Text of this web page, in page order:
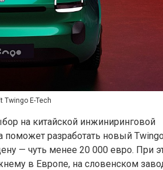
Twingo E-Tech
на китайской инжиниринговой
поможет разработать новый
— чуть менее 20 000 евро. При
в Европе, на словенском